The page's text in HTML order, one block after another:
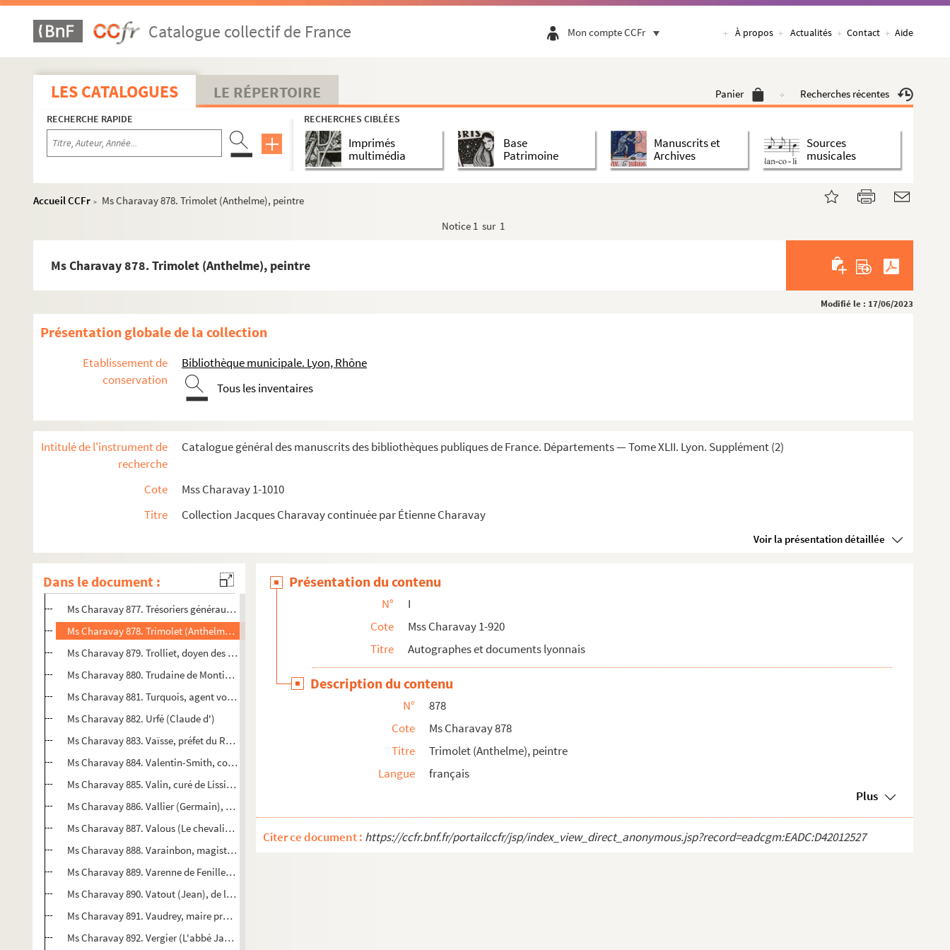
Catalogue collectif de France Mon compte CCFr À propos Actualités Contact Aide
LES CATALOGUES LE RÉPERTOIRE Panier Recherches récentes
RECHERCHE RAPIDE RECHERCHES CIBLÉES
Imprimés
multimédia
Base
Patrimoine
Manuscrits et
Archives
Sources
musicales
Accueil CCFr >
Ms Charavay 878. Trimolet (Anthelme), peintre
Notice 1 sur 1
Ms Charavay 878. Trimolet (Anthelme), peintre
Modifié le : 17/06/2023
Présentation globale de la collection
Etablissement de
conservation
Bibliothèque municipale. Lyon, Rhône
Tous les inventaires
Intitulé de l'instrument de
recherche
Catalogue général des manuscrits des bibliothèques publiques de France. Départements — Tome XLII. Lyon. Supplément (2)
Cote
Mss Charavay 1-1010
Titre
Collection Jacques Charavay continuée par Étienne Charavay
Voir la présentation détaillée
Dans le document :
Ms Charavay 850. Tessonnet (Jacques-Marie Terrasse, comte de), maréchal de camp
Ms Charavay 851. Teste, archéologue, épigraphiste
Ms Charavay 852. Testenoire, archéologue
Ms Charavay 853. Thélis, seigneur de Saint-Cyr de Valorges
Ms Charavay 854. Thévenon, subdélégué de l'intendance à Roanne, lieutenant général du bailliage
Ms Charavay 855. Thiaffait
Ms Charavay 856. Thierriat (Auguste-Alexandre), peintre et graveur, professeur à l'École des beaux-arts de Lyon
Ms Charavay 861. Tholozan (Marquis de), maréchal de camp
Ms Charavay 864. Thorigny (Pierre-François-Élisabeth-Tiburce de Leullion de), avocat général, ministre de l'Intérieur...
Ms Charavay 866. Tisseur (Barthélemy), professeur et poète
Ms Charavay 867. Tisseur (Jean), secrétaire de la Chambre de commerce de Lyon, poète
Ms Charavay 869. Tolozan d'Amaranthe (Claude), intendant des finances, introducteur des ambassadeurs, collectionneur
Ms Charavay 870. Tolozan de Montfort (Louis), prévôt des marchands de Lyon (1785-1789) ; Ravier ; Imbert-Colomès ; St...
Ms Charavay 872. Torombert (Charles-Louis-Honoré), avocat, écrivain
Ms Charavay 873. Tourangin (Victor), d'abord préfet du Doubs, puis préfet du Rhône en 1849
Ms Charavay 875. Tournon (Le comte Philippe de), préfet du Rhône (1821-1823)
Ms Charavay 876. Tramoy, maire de Neuville-sur-Saône (Rhône)
Ms Charavay 877. Trésoriers généraux de France à Lyon
Ms Charavay 878. Trimolet (Anthelme), peintre
Ms Charavay 879. Trolliet, doyen des médecins de l'Hôtel-Dieu de Lyon
Ms Charavay 880. Trudaine de Montigny (Charles de), intendant de Lyon
Ms Charavay 881. Turquois, agent voyer de Lyon
Ms Charavay 882. Urfé (Claude d')
Ms Charavay 883. Vaïsse, préfet du Rhône (1853-1864)
Ms Charavay 884. Valentin-Smith, conseiller à la Cour de Paris, économiste, historien
Ms Charavay 885. Valin, curé de Lissieu, écrivain
Ms Charavay 886. Vallier (Germain), secrétaire d'Eugène Sue, adjoint au maire de Lyon en 1870, sénateur du Rhône en 1...
Ms Charavay 887. Valous (Le chevalier de)
Ms Charavay 888. Varainbon, magistrat, député du Rhône
Ms Charavay 889. Varenne de Fenille, receveur général de la Bresse
Ms Charavay 890. Vatout (Jean), de l'Académie française, bibliothécaire du roi Louis-Philippe
Ms Charavay 891. Vaudrey, maire provisoire de la Guillotière (Lyon)
Ms Charavay 892. Vergier (L'abbé Jacques), commissaire de la marine à Dun kerque, poète
Présentation du contenu
N°
I
Cote
Mss Charavay 1-920
Titre
Autographes et documents lyonnais
Description du contenu
N°
878
Cote
Ms Charavay 878
Titre
Trimolet (Anthelme), peintre
Langue
français
Plus
Citer ce document : https://ccfr.bnf.fr/portailccfr/jsp/index_view_direct_anonymous.jsp?record=eadcgm:EADC:D42012527